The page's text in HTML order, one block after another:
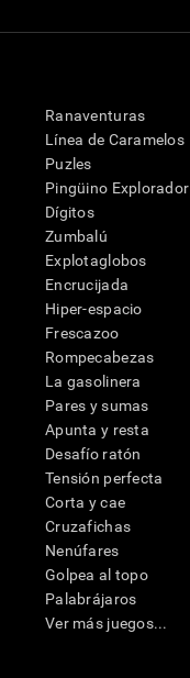
Ranaventuras
Línea de Caramelos
Puzles
Pingüino Explorador
Dígitos
Zumbalú
Explotaglobos
Encrucijada
Hiper-espacio
Frescazoo
Rompecabezas
La gasolinera
Pares y sumas
Apunta y resta
Desafío ratón
Tensión perfecta
Corta y cae
Cruzafichas
Nenúfares
Golpea al topo
Palabrájaros
Ver más juegos...